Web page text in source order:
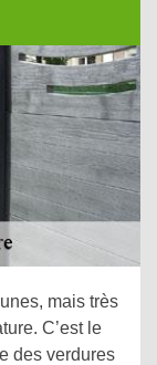
mais très
C’est le
des verdures